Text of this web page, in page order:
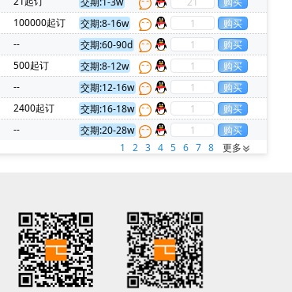
100000起订
交期:8-16w
--
交期:60-90d
500起订
交期:8-12w
--
交期:12-16w
2400起订
交期:16-18w
--
交期:20-28w
1
2 3 4 5 6 7 8 更多